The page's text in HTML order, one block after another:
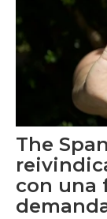
The
con una